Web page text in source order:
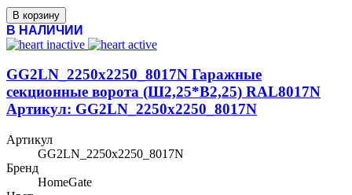
В корзину
В НАЛИЧИИ
GG2LN_2250x2250_8017N Гаражные
секционные ворота (Ш2,25*В2,25) RAL8017N
Артикул: GG2LN_2250x2250_8017N
Артикул
GG2LN_2250x2250_8017N
Бренд
HomeGate